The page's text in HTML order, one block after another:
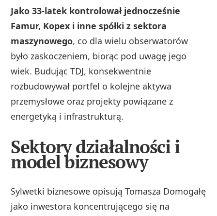
Jako 33‑latek kontrolował jednocześnie
Famur, Kopex i inne spółki z sektora
maszynowego, co dla wielu obserwatorów
było zaskoczeniem, biorąc pod uwagę jego
wiek. Budując TDJ, konsekwentnie
rozbudowywał portfel o kolejne aktywa
przemysłowe oraz projekty powiązane z
energetyką i infrastrukturą.
Sektory działalności i
model biznesowy
Sylwetki biznesowe opisują Tomasza Domogałę
jako inwestora koncentrującego się na